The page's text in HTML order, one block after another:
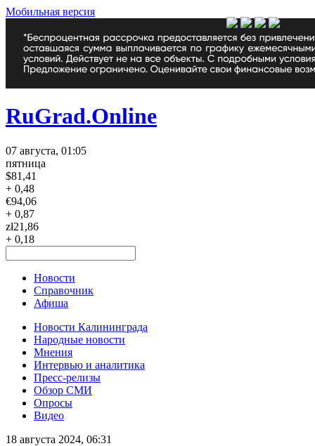
Мобильная версия
RuGrad.Online
07 августа, 01:05
пятница
$81,41
+ 0,48
€94,06
+ 0,87
zł21,86
+ 0,18
Новости
Справочник
Афиша
Новости Калининграда
Народные новости
Мнения
Интервью и аналитика
Пресс-релизы
Обзор СМИ
Опросы
Видео
18 августа 2024, 06:31